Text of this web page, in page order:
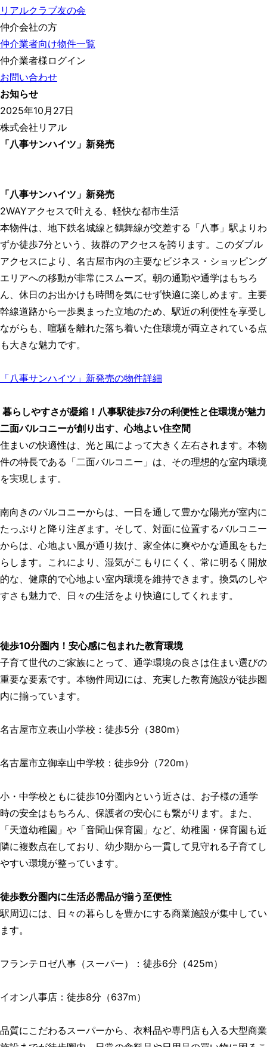
リアルクラブ友の会
仲介会社の方
仲介業者向け物件一覧
仲介業者様ログイン
お問い合わせ
お知らせ
2025年10月27日
株式会社リアル
「八事サンハイツ」新発売
「八事サンハイツ」新発売
2WAYアクセスで叶える、軽快な都市生活
本物件は、地下鉄名城線と鶴舞線が交差する「八事」駅よりわ
ずか徒歩7分という、抜群のアクセスを誇ります。このダブル
アクセスにより、名古屋市内の主要なビジネス・ショッピング
エリアへの移動が非常にスムーズ。朝の通勤や通学はもちろ
ん、休日のお出かけも時間を気にせず快適に楽しめます。主要
幹線道路から一歩奥まった立地のため、駅近の利便性を享受し
ながらも、喧騒を離れた落ち着いた住環境が両立されている点
も大きな魅力です。
「八事サンハイツ」新発売の物件詳細
暮らしやすさが凝縮！八事駅徒歩7分の利便性と住環境が魅力
二面バルコニーが創り出す、心地よい住空間
住まいの快適性は、光と風によって大きく左右されます。本物
件の特長である「二面バルコニー」は、その理想的な室内環境
を実現します。
南向きのバルコニーからは、一日を通して豊かな陽光が室内に
たっぷりと降り注ぎます。そして、対面に位置するバルコニー
からは、心地よい風が通り抜け、家全体に爽やかな通風をもた
らします。これにより、湿気がこもりにくく、常に明るく開放
的な、健康的で心地よい室内環境を維持できます。換気のしや
すさも魅力で、日々の生活をより快適にしてくれます。
徒歩10分圏内！安心感に包まれた教育環境
子育て世代のご家族にとって、通学環境の良さは住まい選びの
重要な要素です。本物件周辺には、充実した教育施設が徒歩圏
内に揃っています。
名古屋市立表山小学校：徒歩5分（380m）
名古屋市立御幸山中学校：徒歩9分（720m）
小・中学校ともに徒歩10分圏内という近さは、お子様の通学
時の安全はもちろん、保護者の安心にも繋がります。また、
「天道幼稚園」や「音聞山保育園」など、幼稚園・保育園も近
隣に複数点在しており、幼少期から一貫して見守れる子育てし
やすい環境が整っています。
徒歩数分圏内に生活必需品が揃う至便性
駅周辺には、日々の暮らしを豊かにする商業施設が集中してい
ます。
フランテロゼ八事（スーパー）：徒歩6分（425m）
イオン八事店：徒歩8分（637m）
品質にこだわるスーパーから、衣料品や専門店も入る大型商業